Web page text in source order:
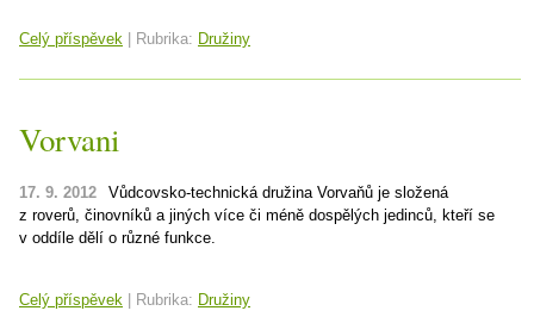
Celý příspěvek Rubrika: Družiny
Vorvani
17. 9. 2012
Vůdcovsko-technická družina Vorvaňů je složená
z roverů, činovníků a jiných více či méně dospělých jedinců, kteří se
v oddíle dělí o různé funkce.
Celý příspěvek Rubrika: Družiny